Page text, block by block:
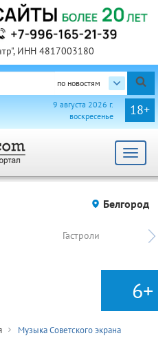
ИНН 4817003180
по новостям
18+
9 августа 2026 г.
воскресенье
Toggle
Белгород
Гастроли
6+
Музыка Советского экрана